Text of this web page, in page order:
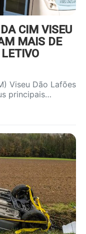
CIM VISEU
MAIS DE
Viseu Dão Lafões
principais…